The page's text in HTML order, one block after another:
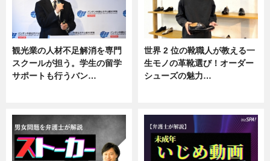
観光業の人材不足解消を専門
スクールが担う。学生の留学
サポートも行うバン…
世界 2 位の靴職人が教える一
生モノの革靴選び！オーダー
シューズの魅力…